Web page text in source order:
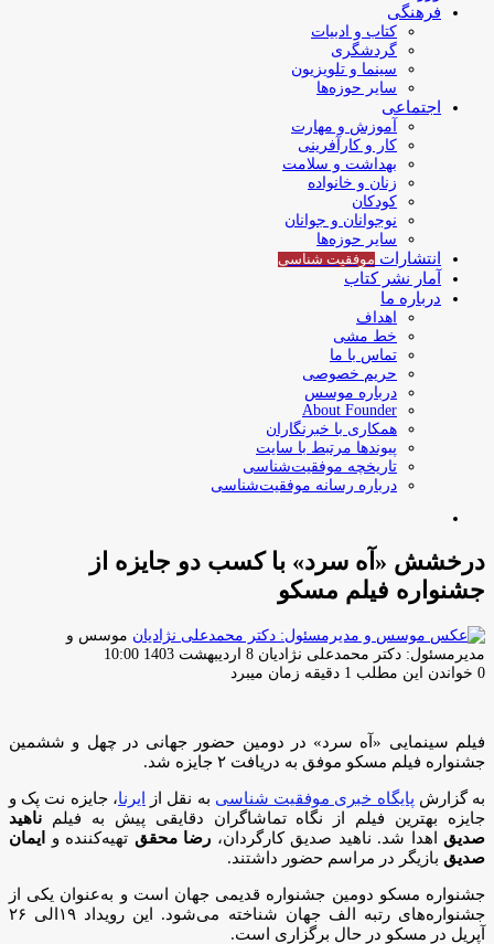
فرهنگی
کتاب و ادبیات
گردشگری
سینما و تلویزیون
سایر حوزه‌ها
اجتماعی
آموزش و مهارت
کار و کارآفرینی
بهداشت و سلامت
زنان و خانواده
کودکان
نوجوانان و جوانان
سایر حوزه‌ها
انتشارات موفقیت‌ شناسی
آمار نشر کتاب
درباره ما
اهداف
خط مشی
تماس با ما
حریم خصوصی
درباره موسس
About Founder
همکاری با خبرنگاران
پیوندها مرتبط با سایت
تاریخچه موفقیت‌شناسی
درباره رسانه موفقیت‌شناسی
درخشش «آه سرد» با کسب دو جایزه از
جشنواره فیلم مسکو
موسس و
مدیرمسئول: دکتر محمدعلی نژادیان ارسال
ایمیل
8 اردیبهشت 1403 10:00
0 خواندن این مطلب 1 دقیقه زمان میبرد
فیلم سینمایی «آه سرد» در دومین حضور جهانی در چهل و ششمین
جشنواره فیلم مسکو موفق به دریافت ۲ جایزه شد.
به گزارش پایگاه خبری موفقیت شناسی به نقل از ایرنا، جایزه نت پک و
جایزه بهترین فیلم از نگاه تماشاگران دقایقی پیش به فیلم ناهید
صدیق اهدا شد. ناهید صدیق کارگردان، رضا محقق تهیه‌کننده و
ایمان
صدیق بازیگر در مراسم حضور داشتند.
جشنواره مسکو دومین جشنواره قدیمی جهان است و به‌عنوان یکی از
جشنواره‌های رتبه الف جهان شناخته می‌شود. این رویداد ۱۹الی ۲۶
آپریل در مسکو در حال برگزاری است.